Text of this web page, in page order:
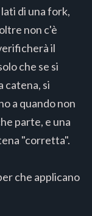
di una fork,
non c'è
il
che se si
catena, si
a quando non
parte, e una
"corretta".
che applicano